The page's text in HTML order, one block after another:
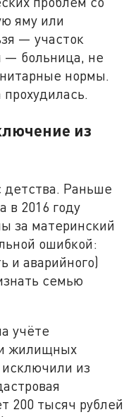
яму или
— участок
— больница, не
нормы.
из
детства. Раньше
в 2016 году
за материнский
ошибкой:
и аварийного)
семью
учёте
жилищных
исключили из
200 тысяч рублей